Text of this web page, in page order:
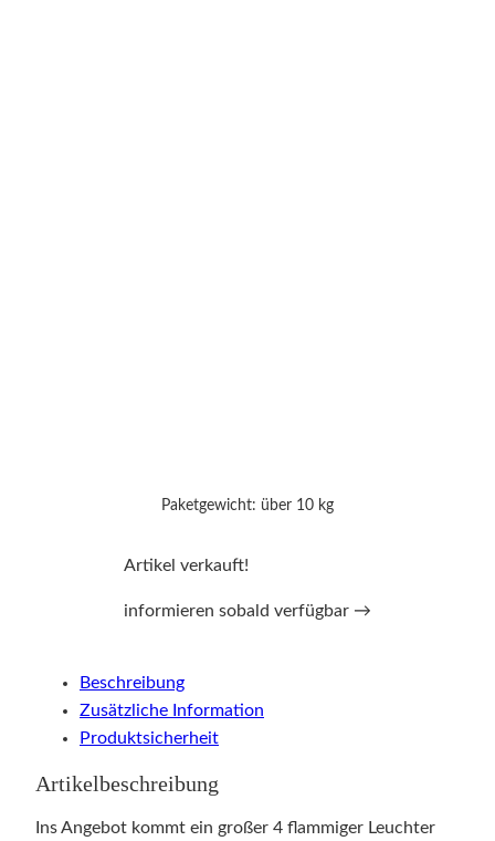
Paketgewicht: über 10 kg
Artikel verkauft!
informieren sobald verfügbar →
Beschreibung
Zusätzliche Information
Produktsicherheit
Artikelbeschreibung
Ins Angebot kommt ein großer 4 flammiger Leuchter